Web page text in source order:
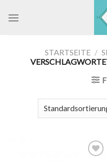
STARTSEITE /